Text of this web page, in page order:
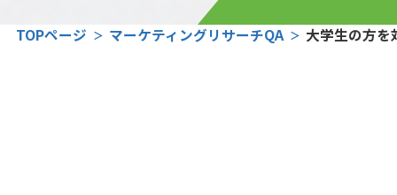
TOPページ マーケティングリサーチQA 大学生の方を